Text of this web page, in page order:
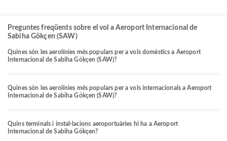
Preguntes freqüents sobre el vol a Aeroport Internacional de
Sabiha Gökçen (SAW)
Quines són les aerolínies més populars per a vols domèstics a Aeroport
Internacional de Sabiha Gökçen (SAW)?
Quines són les aerolínies més populars per a vols internacionals a Aeroport
Internacional de Sabiha Gökçen (SAW)?
Quins terminals i instal·lacions aeroportuàries hi ha a Aeroport
Internacional de Sabiha Gökçen?